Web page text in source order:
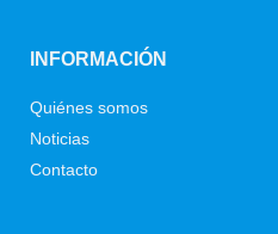
INFORMACIÓN
Quiénes somos
Noticias
Contacto